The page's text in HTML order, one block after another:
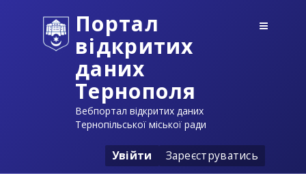
Портал
відкритих
даних
Тернополя
Вебпортал відкритих даних
Тернопільської міської ради
Увійти Зареєструватись